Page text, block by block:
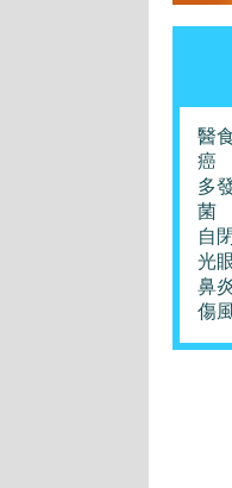
醫
癌
多
菌
自
光
鼻
傷